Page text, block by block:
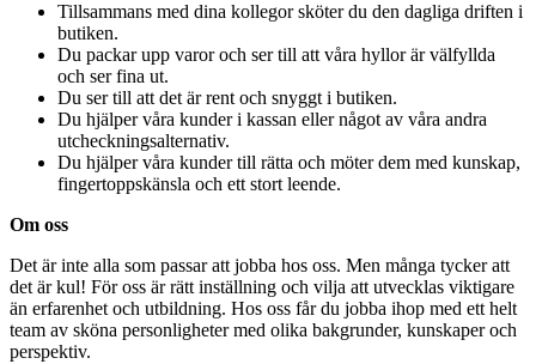
Tillsammans med dina kollegor sköter du den dagliga driften i
butiken.
Du packar upp varor och ser till att våra hyllor är välfyllda
och ser fina ut.
Du ser till att det är rent och snyggt i butiken.
Du hjälper våra kunder i kassan eller något av våra andra
utcheckningsalternativ.
Du hjälper våra kunder till rätta och möter dem med kunskap,
fingertoppskänsla och ett stort leende.
Om oss
Det är inte alla som passar att jobba hos oss. Men många tycker att
det är kul! För oss är rätt inställning och vilja att utvecklas viktigare
än erfarenhet och utbildning. Hos oss får du jobba ihop med ett helt
team av sköna personligheter med olika bakgrunder, kunskaper och
perspektiv.